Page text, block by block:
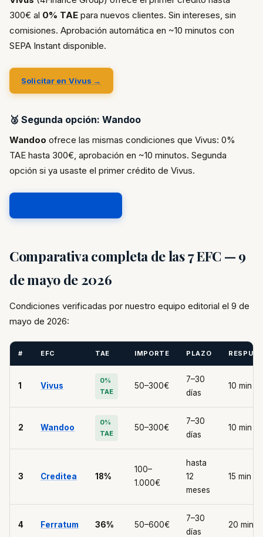
300€ al 0% TAE para nuevos clientes. Sin intereses, sin
comisiones. Aprobación automática en ~10 minutos con
SEPA Instant disponible.
Solicitar en Vivus →
🥈 Segunda opción: Wandoo
Wandoo ofrece las mismas condiciones que Vivus: 0%
TAE hasta 300€, aprobación en ~10 minutos. Segunda
opción si ya usaste el primer crédito de Vivus.
Comparativa completa de las 7 EFC — 9
de mayo de 2026
Condiciones verificadas por nuestro equipo editorial el 9 de
mayo de 2026:
# EFC TAE IMPORTE PLAZO
1 Vivus
0%
TAE
50–300€
7–30
días
10 min
2 Wandoo
0%
TAE
50–300€
7–30
días
10 min
3 Creditea 18%
100–
1.000€
hasta
12
meses
15 min
4 Ferratum 36% 50–600€
7–30
días
20 min